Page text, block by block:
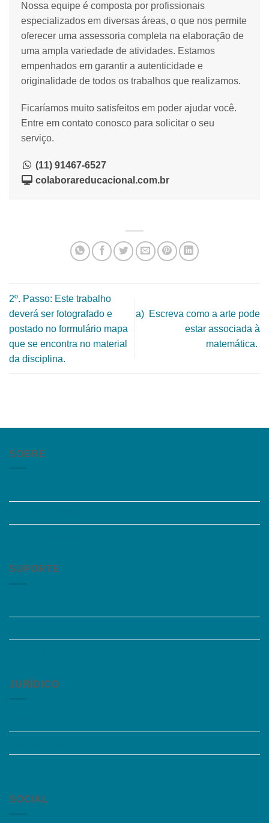
Nossa equipe é composta por profissionais
especializados em diversas áreas, o que nos permite
oferecer uma assessoria completa na elaboração de
uma ampla variedade de atividades. Estamos
empenhados em garantir a autenticidade e
originalidade de todos os trabalhos que realizamos.
Ficaríamos muito satisfeitos em poder ajudar você.
Entre em contato conosco para solicitar o seu
serviço.
(11) 91467-6527
colaborareducacional.com.br
2º. Passo: Este trabalho
deverá ser fotografado e
postado no formulário mapa
que se encontra no material
da disciplina.
a) Escreva como a arte pode
estar associada à
matemática.
SOBRE
SUPORTE
JURÍDICO
SOCIAL